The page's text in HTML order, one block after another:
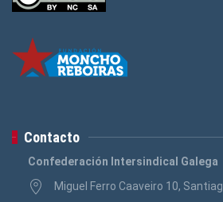
Contacto
Confederación Intersindical Galega
Miguel Ferro Caaveiro 10,